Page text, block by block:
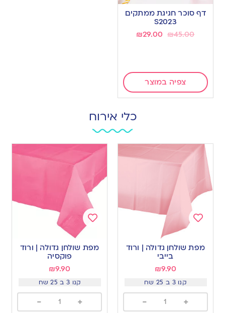
to
wishlist
דף סוכר חגיגת ממתקים
S2023
₪45.00
₪29.00
צפיה במוצר
כלי אירוח
to
מפת שולחן גדולה | ורוד
בייבי
₪9.90
קנו 3 ב 25 שח
+
-
to
מפת שולחן גדולה | ורוד
פוקסיה
₪9.90
קנו 3 ב 25 שח
+
-